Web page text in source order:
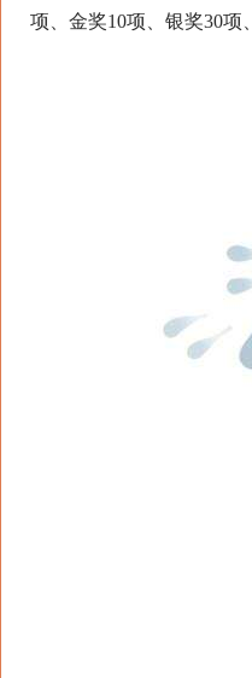
项、金奖10项、银奖30